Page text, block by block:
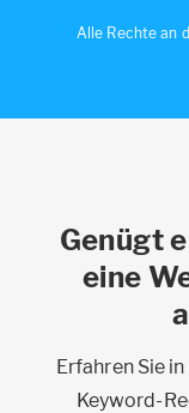
Alle Rechte an
Genügt
eine
Erfahren Sie
Keyword-